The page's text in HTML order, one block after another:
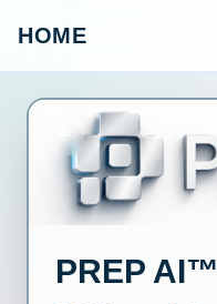
HOME
PREP AI™